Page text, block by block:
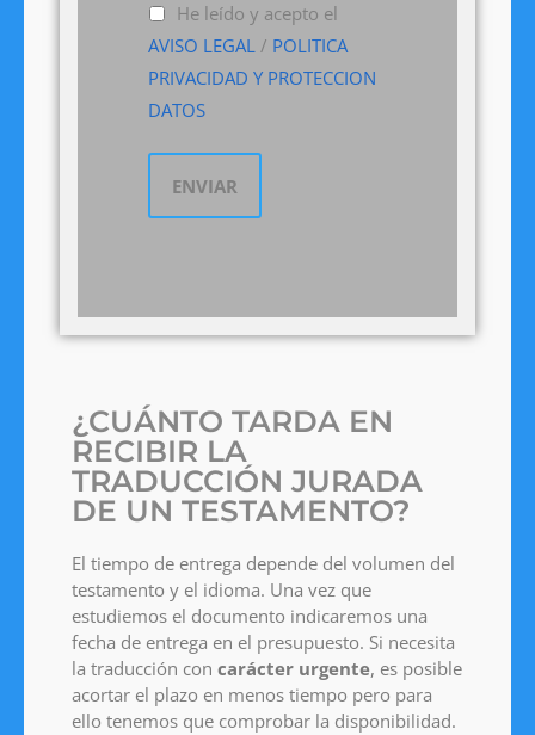
He leído y acepto el
AVISO LEGAL / POLITICA
PRIVACIDAD Y PROTECCION
DATOS
¿CUÁNTO TARDA EN
RECIBIR LA
TRADUCCIÓN JURADA
DE UN TESTAMENTO?
El tiempo de entrega depende del volumen del
testamento y el idioma. Una vez que
estudiemos el documento indicaremos una
fecha de entrega en el presupuesto. Si necesita
la traducción con carácter urgente, es posible
acortar el plazo en menos tiempo pero para
ello tenemos que comprobar la disponibilidad.